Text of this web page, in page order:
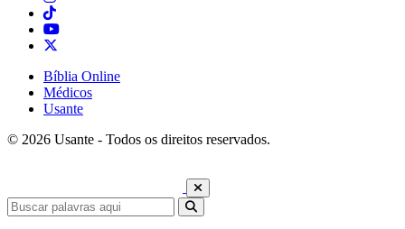
Bíblia Online
Médicos
Usante
© 2026 Usante - Todos os direitos reservados.